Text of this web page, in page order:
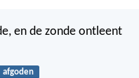
en de zonde ontleent
afgoden